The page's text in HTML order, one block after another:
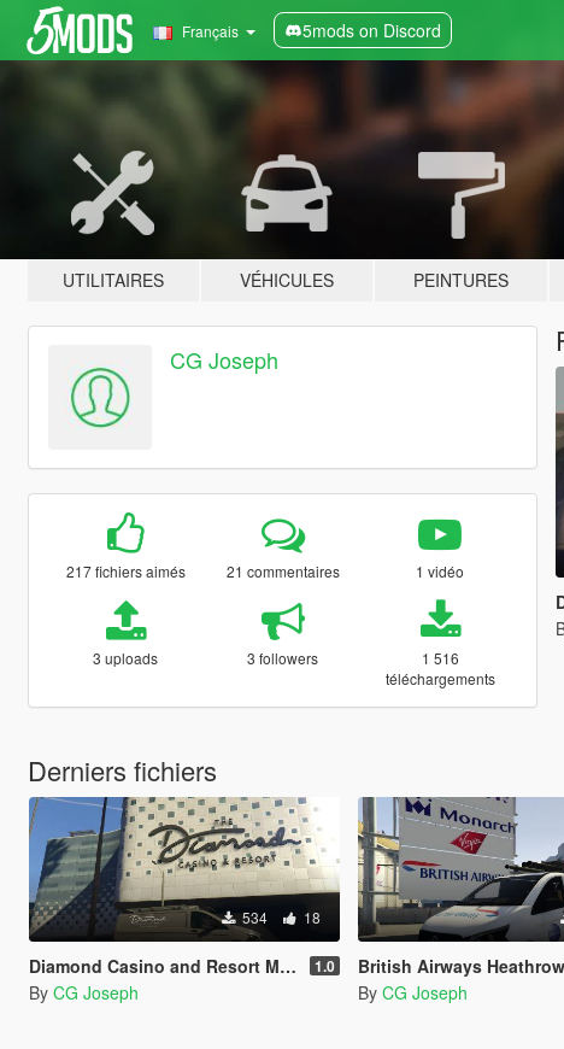
Français 5mods on Discord
UTILITAIRES VÉHICULES PEINTURES
CG Joseph
217 fichiers aimés 21 commentaires 1 vidéo
3 uploads 3 followers
1 516
téléchargements
Derniers fichiers
534 18
Diamond Casino and Resort Mercedes-Benz Vito Maintenance Van 1.0
By CG Joseph
British Airways Heathrow
By CG Joseph